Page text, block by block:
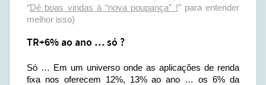
“Dê boas vindas à “nova poupança” !” para entender
melhor isso)
TR+6% ao ano … só ?
Só … Em um universo onde as aplicações de renda
fixa nos oferecem 12%, 13% ao ano … os 6% da